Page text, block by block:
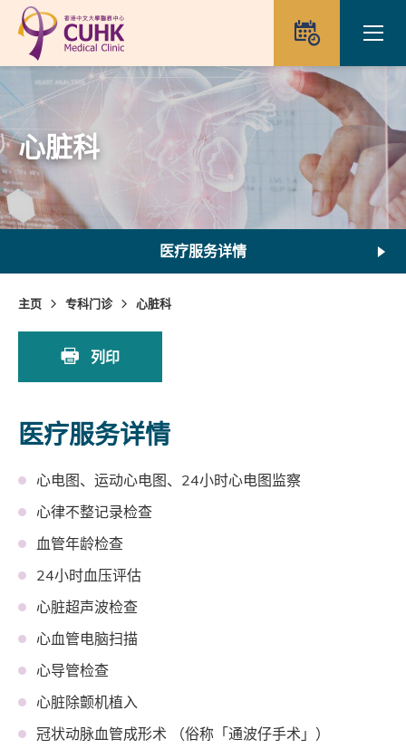
Skip to main content
预约
心脏科
医疗服务详情
主页 专科门诊 心脏科
列印
医疗服务详情
心电图、运动心电图、24小时心电图监察
心律不整记录检查
血管年龄检查
24小时血压评估
心脏超声波检查
心血管电脑扫描
心导管检查
心脏除颤机植入
冠状动脉血管成形术 （俗称「通波仔手术」）